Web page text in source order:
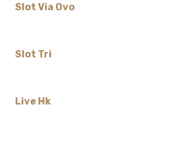
Slot Via Ovo
Slot Tri
Live Hk